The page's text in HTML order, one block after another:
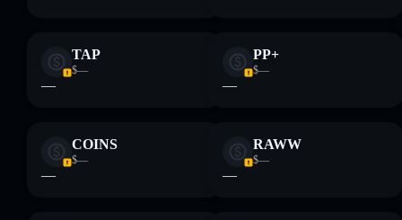
TAP
$—
—
PP+
$—
—
COINS
$—
—
RAWW
$—
—